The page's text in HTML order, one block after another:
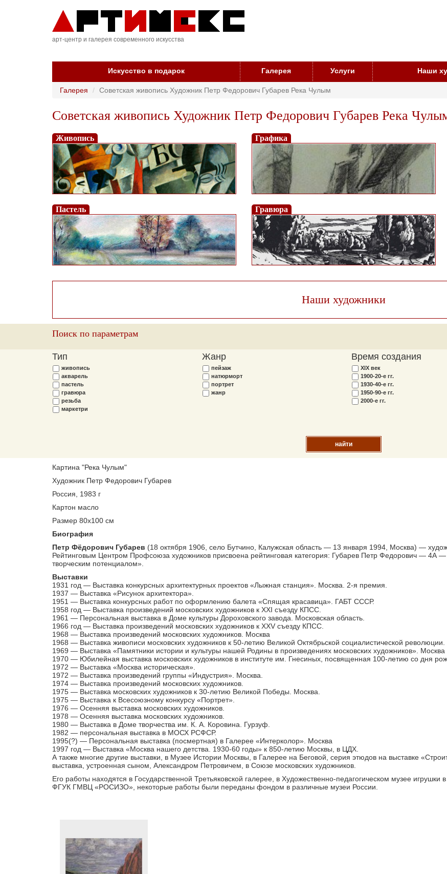
арт-центр и галерея современного искусства
Искусство в подарок Галерея Услуги Наши
Галерея Советская живопись Художник Петр Федорович Губарев Река Чулым
Советская живопись Художник Петр Федорович Губарев Река
Живопись Графика
Пастель Гравюра
Наши художники
Поиск по параметрам
Тип
живопись
акварель
пастель
гравюра
резьба
маркетри
Жанр
пейзаж
натюрморт
портрет
жанр
Время создания
XIX век
1900-20-е гг.
1930-40-е гг.
1950-90-е гг.
2000-е гг.
найти
Картина "Река Чулым"
Художник Петр Федорович Губарев
Россия, 1983 г
Картон масло
Размер 80х100 см
Биография
Петр Фёдорович Губарев (18 октября 1906, село Бутчино, Калужская область — 13 января 1994, Москва) —
Рейтинговым Центром Профсоюза художников присвоена рейтинговая категория: Губарев Петр Федорович — 4А
творческим потенциалом».
Выставки
1931 год — Выставка конкурсных архитектурных проектов «Лыжная станция». Москва. 2-я премия.
1937 — Выставка «Рисунок архитектора».
1951 — Выставка конкурсных работ по оформлению балета «Спящая красавица». ГАБТ СССР.
1958 год — Выставка произведений московских художников к XXI съезду КПСС.
1961 — Персональная выставка в Доме культуры Дороховского завода. Московская область.
1966 год — Выставка произведений московских художников к XXV съезду КПСС.
1968 — Выставка произведений московских художников. Москва
1968 — Выставка живописи московских художников к 50-летию Великой Октябрьской социалистической революции.
1969 — Выставка «Памятники истории и культуры нашей Родины в произведениях московских художников». Москва
1970 — Юбилейная выставка московских художников в институте им. Гнесиных, посвященная 100-летию со дня
1972 — Выставка «Москва историческая».
1972 — Выставка произведений группы «Индустрия». Москва.
1974 — Выставка произведений московских художников.
1975 — Выставка московских художников к 30-летию Великой Победы. Москва.
1975 — Выставка к Всесоюзному конкурсу «Портрет».
1976 — Осенняя выставка московских художников.
1978 — Осенняя выставка московских художников.
1980 — Выставка в Доме творчества им. К. А. Коровина. Гурзуф.
1982 — персональная выставка в МОСХ РСФСР.
1995(?) — Персональная выставка (посмертная) в Галерее «Интерколор». Москва
1997 год — Выставка «Москва нашего детства. 1930-60 годы» к 850-летию Москвы, в ЦДХ.
А также многие другие выставки, в Музее Истории Москвы, в Галерее на Беговой, серия этюдов на выставке
выставка, устроенная сыном, Александром Петровичем, в Союзе московских художников.
Его работы находятся в Государственной Третьяковской галерее, в Художественно-педагогическом музее
ФГУК ГМВЦ «РОСИЗО», некоторые работы были переданы фондом в различные музеи России.